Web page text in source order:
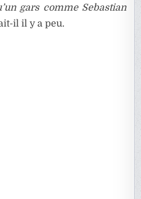
gars comme Sebastian
il il y a peu.